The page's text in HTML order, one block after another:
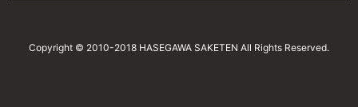
Copyright © 2010-2018 HASEGAWA SAKETEN All Rights Reserved.